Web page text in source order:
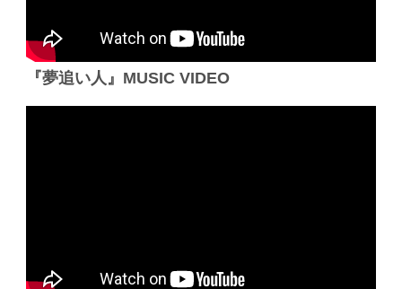
『夢追い人』MUSIC VIDEO